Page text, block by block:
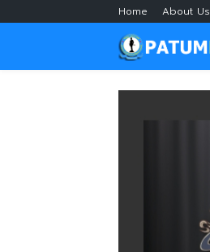
Home About Us